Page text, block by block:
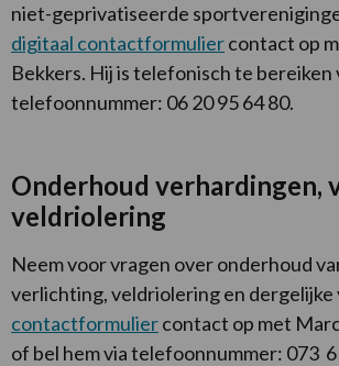
niet-geprivatiseerde
digitaal contactformuliercontact op
Bekkers. Hij is telefonisch te bereiken
telefoonnummer: 06 20 95 64 80.
Onderhoud verhardingen,
veldriolering
Neem voor vragen over onderhoud
verlichting, veldriolering en dergelijke
contactformuliercontact op met
of bel hem via telefoonnummer: 073